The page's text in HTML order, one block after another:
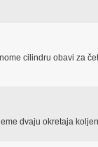
cilindru obavi za
dvaju okretaja